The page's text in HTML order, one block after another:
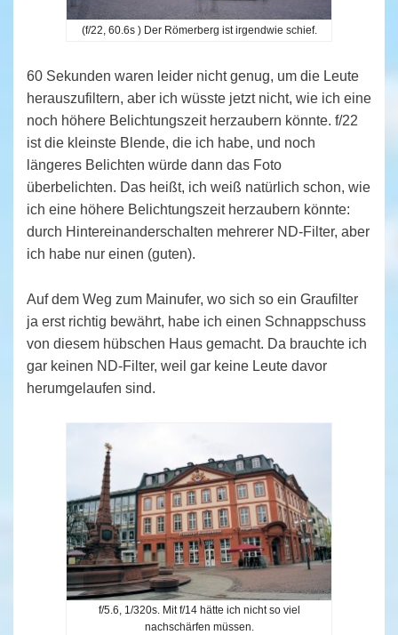
(f/22, 60.6s ) Der Römerberg ist irgendwie schief.
60 Sekunden waren leider nicht genug, um die Leute
herauszufiltern, aber ich wüsste jetzt nicht, wie ich eine
noch höhere Belichtungszeit herzaubern könnte. f/22
ist die kleinste Blende, die ich habe, und noch
längeres Belichten würde dann das Foto
überbelichten. Das heißt, ich weiß natürlich schon, wie
ich eine höhere Belichtungszeit herzaubern könnte:
durch Hintereinanderschalten mehrerer ND-Filter, aber
ich habe nur einen (guten).
Auf dem Weg zum Mainufer, wo sich so ein Graufilter
ja erst richtig bewährt, habe ich einen Schnappschuss
von diesem hübschen Haus gemacht. Da brauchte ich
gar keinen ND-Filter, weil gar keine Leute davor
herumgelaufen sind.
f/5.6, 1/320s. Mit f/14 hätte ich nicht so viel
nachschärfen müssen.